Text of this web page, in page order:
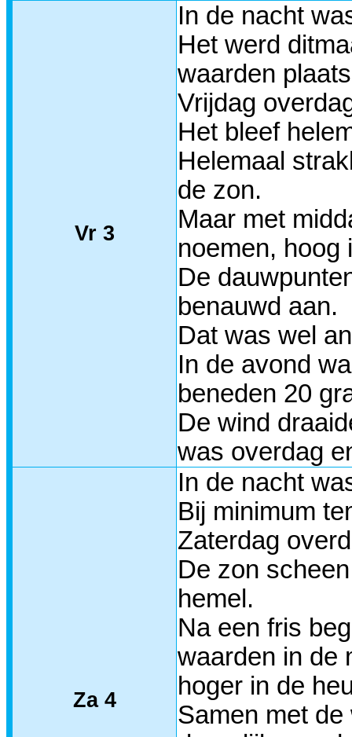
Vr 3
In de nacht
Het werd
waarden
Vrijdag
Het bleef
Helemaal
de zon.
Maar met
noemen, hoog
De
benauwd aan.
Dat was wel
In de avond
beneden 20
De wind
was overdag
Za 4
In de nacht
Bij minimum
Zaterdag
De zon
hemel.
Na een fris
waarden in de
hoger in de
Samen met